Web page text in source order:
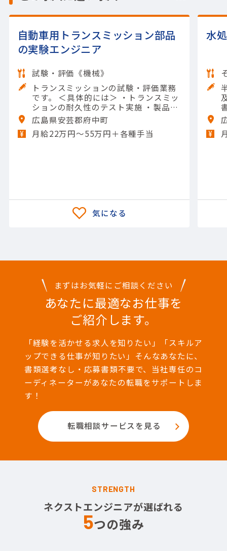
自動車用トランスミッション部品
の実験エンジニア
試験・評価《機械》
トランスミッションの試験・評価業務
です。 ＜具体的には＞ ・トランスミッ
ションの耐久性のテスト実施 ・製品の
熱への強さの評価 ・構造上の強度の確
認 ・異音や揺れが発生しないかのチェ
ック ・テスト結果のデータ取りまとめ
広島県安芸郡府中町
月給22万円〜55万円＋各種手当
水
まずはお気軽にご相談ください
あなたに最適なお仕事を
ご紹介します。
「経験を活かせる求人を知りたい」「スキルア
ップできる仕事が知りたい」そんなあなたに、
書類選考なし・応募書類不要で、当社専任のコ
ーディネーターがあなたの転職をサポートしま
す！
転職相談サービスを見る
STRENGTH
ネクストエンジニアが選ばれる
5つの強み